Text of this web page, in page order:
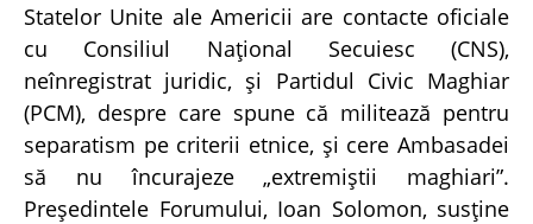
Statelor Unite ale Americii are contacte oficiale
cu Consiliul Naţional Secuiesc (CNS),
neînregistrat juridic, şi Partidul Civic Maghiar
(PCM), despre care spune că militează pentru
separatism pe criterii etnice, şi cere Ambasadei
să nu încurajeze „extremiştii maghiari”.
Preşedintele Forumului, Ioan Solomon, susţine